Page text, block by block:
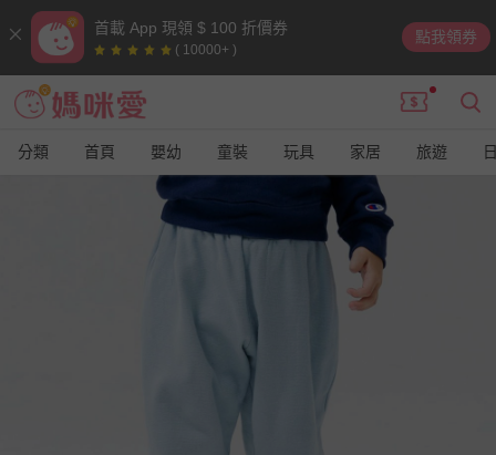
首載 App 現領 $ 100 折價券
( 10000+ )
點我領券
分類 首頁 嬰幼 童裝 玩具 家居 旅遊